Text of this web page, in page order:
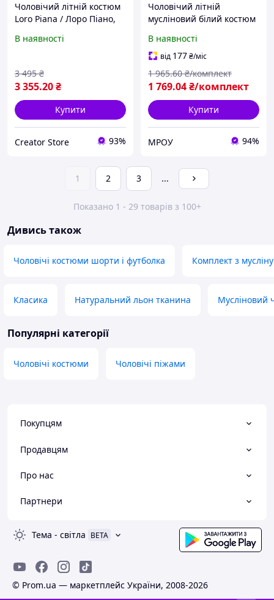
Чоловічий літній костюм
Loro Piana / Лоро Піано,
муслінова лляна тканина,
В наявності
3 355.20₴
3 495 ₴
Купити
Creator Store 93%
Чоловічий літній
мусліновий білий костюм
капюшоном+шорти) Mrou
В наявності
від 177₴/міс
1 769.04₴/комплект
1 965.60 ₴/комплект
Купити
МРОУ 94%
1 2 3 ...
Показано 1 - 29 товарів з 100+
Дивись також
Чоловічі костюми шорти і футболка Комплект з мусліну
Класика Натуральний льон тканина Мусліновий
Популярні категорії
Чоловічі костюми Чоловічі піжами
Покупцям
Продавцям
Про нас
Партнери
Тема - світла BETA
© Prom.ua — маркетплейс України, 2008-2026